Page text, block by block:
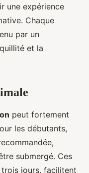
une expérience
Chaque
par un
et la
peut fortement
les débutants,
submergé. Ces
jours, facilitent